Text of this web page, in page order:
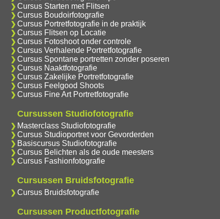
Cursus Starten met Flitsen
Cursus Boudoirfotografie
Cursus Portretfotografie in de praktijk
Cursus Flitsen op Locatie
Cursus Fotoshoot onder controle
Cursus Verhalende Portretfotografie
Cursus Spontane portretten zonder poseren
Cursus Naaktfotografie
Cursus Zakelijke Portretfotografie
Cursus Feelgood Shoots
Cursus Fine Art Portretfotografie
Cursussen Studiofotografie
Masterclass Studiofotografie
Cursus Studioportret voor Gevorderden
Basiscursus Studiofotografie
Cursus Belichten als de oude meesters
Cursus Fashionfotografie
Cursussen Bruidsfotografie
Cursus Bruidsfotografie
Cursussen Productfotografie